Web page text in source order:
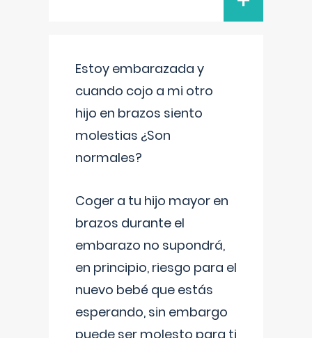
Estoy embarazada y
cuando cojo a mi otro
hijo en brazos siento
molestias ¿Son
normales?
Coger a tu hijo mayor en
brazos durante el
embarazo no supondrá,
en principio, riesgo para el
nuevo bebé que estás
esperando, sin embargo
puede ser molesto para ti